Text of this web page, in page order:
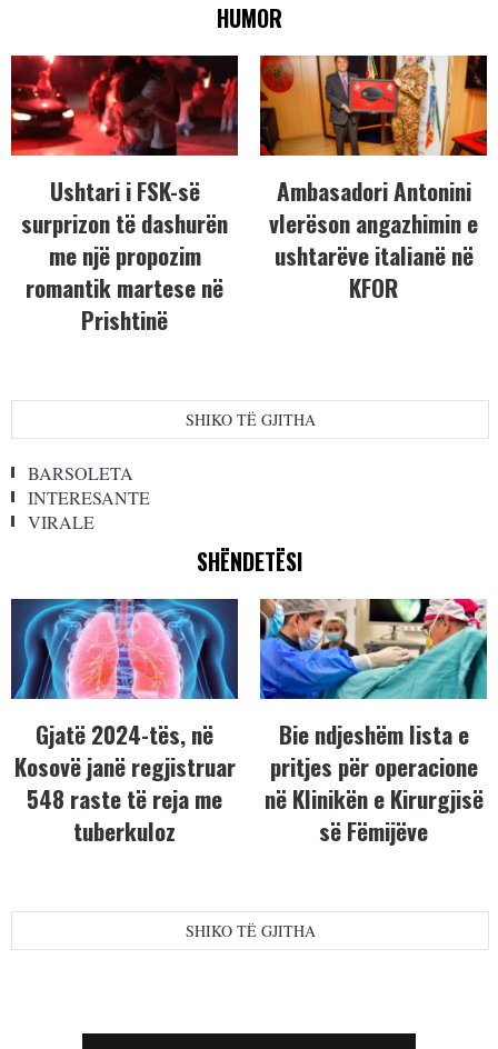
HUMOR
Ushtari i FSK-së
surprizon të dashurën
me një propozim
romantik martese në
Prishtinë
Ambasadori Antonini
vlerëson angazhimin e
ushtarëve italianë në
KFOR
SHIKO TË GJITHA
BARSOLETA
INTERESANTE
VIRALE
SHËNDETËSI
Gjatë 2024-tës, në
Kosovë janë regjistruar
548 raste të reja me
tuberkuloz
Bie ndjeshëm lista e
pritjes për operacione
në Klinikën e Kirurgjisë
së Fëmijëve
SHIKO TË GJITHA